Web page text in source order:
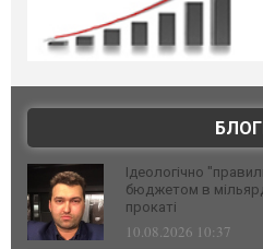
Ідеологічно
бюджетом в
прокаті
10.08.2026 10:37